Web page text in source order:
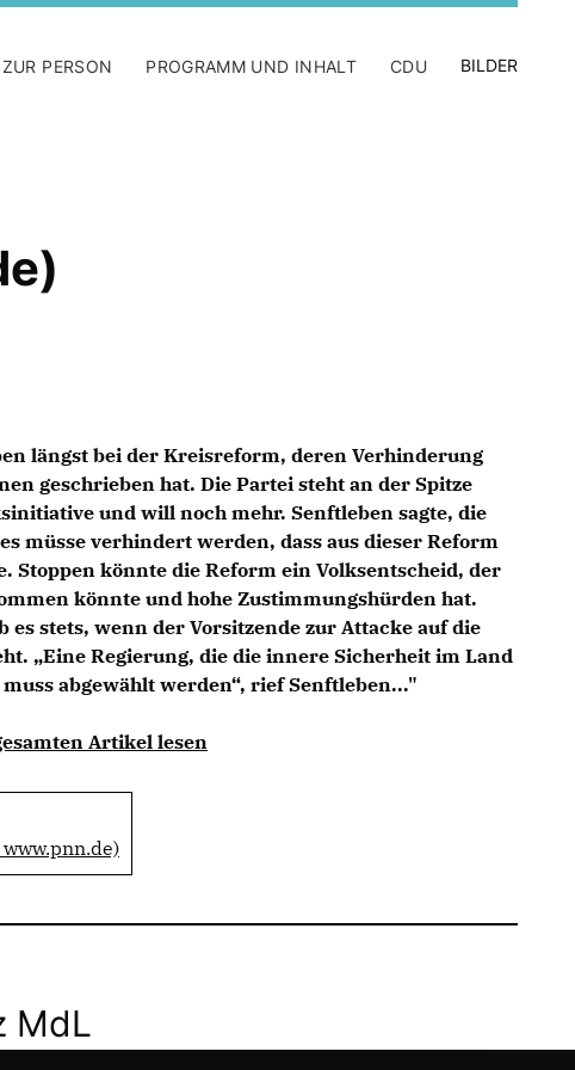
ZUR PERSON PROGRAMM UND INHALT CDU BILDER
längst bei der Kreisreform, deren Verhinderung
geschrieben hat. Die Partei steht an der Spitze
und will noch mehr. Senftleben sagte, die
müsse verhindert werden, dass aus dieser Reform
Stoppen könnte die Reform ein Volksentscheid, der
könnte und hohe Zustimmungshürden hat.
es stets, wenn der Vorsitzende zur Attacke auf die
„Eine Regierung, die die innere Sicherheit im Land
abgewählt werden“, rief Senftleben..."
Artikel lesen
MdL